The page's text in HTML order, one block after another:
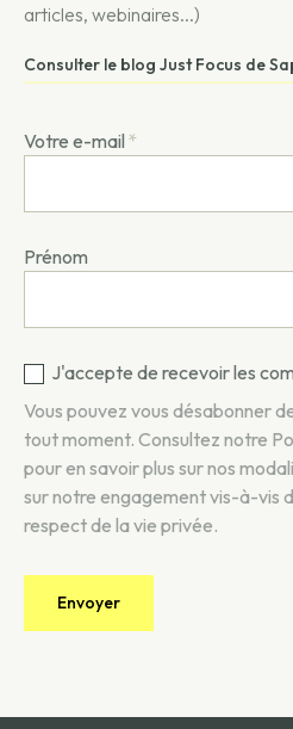
articles, webinaires...)
Consulter le blog Just Focus de
Votre e-mail *
Prénom
J'accepte de recevoir les
Vous pouvez vous désabonner
tout moment. Consultez notre
pour en savoir plus sur nos
sur notre engagement vis-à-vis
respect de la vie privée.